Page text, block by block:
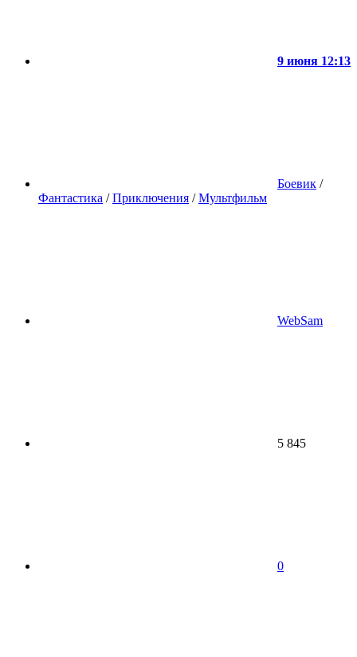
9 июня 12:13
Боевик /
Фантастика /Приключения /Мультфильм
WebSam
5 845
0